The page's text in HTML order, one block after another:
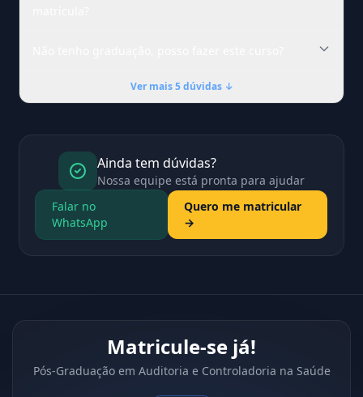
Ver mais 5 dúvidas ↓
Ainda tem dúvidas?
Nossa equipe está pronta para ajudar
Falar no
WhatsApp
Quero me matricular
→
Matricule-se já!
Pós-Graduação em Auditoria e Controladoria na Saúde